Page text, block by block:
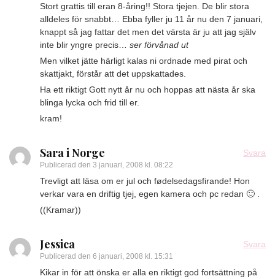
Stort grattis till eran 8-åring!! Stora tjejen. De blir stora
alldeles för snabbt… Ebba fyller ju 11 år nu den 7 januari,
knappt så jag fattar det men det värsta är ju att jag själv
inte blir yngre precis… ser förvånad ut
Men vilket jätte härligt kalas ni ordnade med pirat och
skattjakt, förstår att det uppskattades.
Ha ett riktigt Gott nytt år nu och hoppas att nästa år ska
blinga lycka och frid till er.
kram!
Sara i Norge
Publicerad den 3 januari, 2008 kl. 08:22
Svara
Trevligt att läsa om er jul och fødelsedagsfirande! Hon
verkar vara en driftig tjej, egen kamera och pc redan 🙂 .
((Kramar))
Jessica
Publicerad den 6 januari, 2008 kl. 15:31
Svara
Kikar in för att önska er alla en riktigt god fortsättning på